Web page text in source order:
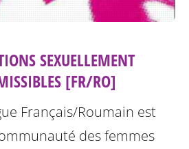
SEXUELLEMENT
[FR/RO]
Français/Roumain est
des femmes